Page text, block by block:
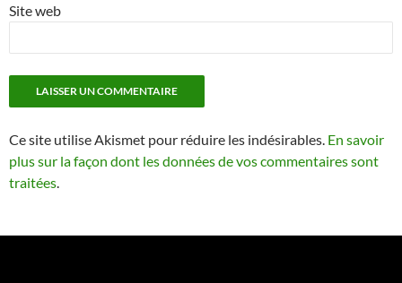
Site web
Ce site utilise Akismet pour réduire les indésirables. En savoir
plus sur la façon dont les données de vos commentaires sont
traitées.